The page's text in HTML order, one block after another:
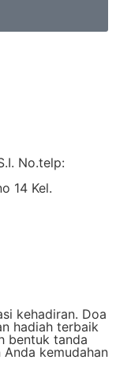
No.telp:
14 Kel.
kehadiran. Doa
hadiah terbaik
bentuk tanda
kemudahan